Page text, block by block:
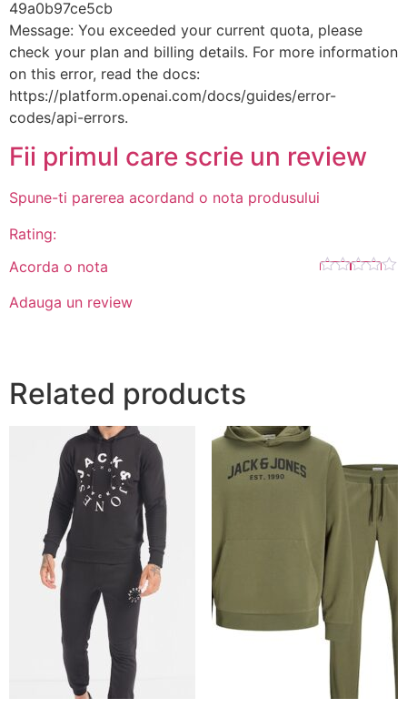
49a0b97ce5cb
Message: You exceeded your current quota, please
check your plan and billing details. For more information
on this error, read the docs:
https://platform.openai.com/docs/guides/error-
codes/api-errors.
Fii primul care scrie un review
Spune-ti parerea acordand o nota produsului
Rating:
Acorda o nota
Adauga un review
Related products